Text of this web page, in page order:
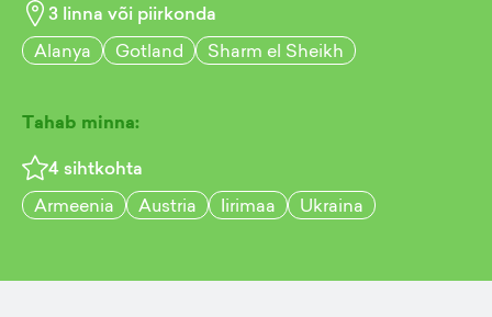
3 linna või piirkonda
Alanya
Gotland Sharm el Sheikh
Tahab minna:
4 sihtkohta
Armeenia
Austria Iirimaa Ukraina